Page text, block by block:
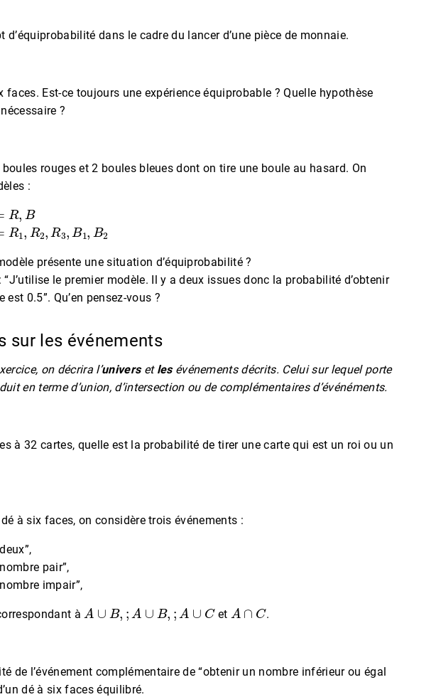
d’équiprobabilité dans le cadre du lancer d’une pièce de monnaie.
faces. Est-ce toujours une expérience équiprobable ? Quelle hypothèse
?
rouges et 2 boules bleues dont on tire une boule au hasard. On
:
B
1,R2,R 3,B 1,B
présente une situation d’équiprobabilité ?
le premier modèle. Il y a deux issues donc la probabilité d’obtenir
est 0.5”. Qu’en pensez-vous ?
sur les événements
on décrira l’universet lesévénements décrits. Celui sur lequel porte
en terme d’union, d’intersection ou de complémentaires d’événéments.
à 32 cartes, quelle est la probabilité de tirer une carte qui est un roi ou un
à six faces, on considère trois événements :
pair”,
impair”,
à
A ∪ B,;A B , A∪
et
A ∩C
.
de l’événement complémentaire de “obtenir un nombre inférieur ou égal
dé à six faces équilibré.